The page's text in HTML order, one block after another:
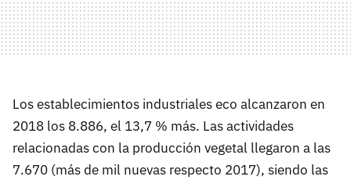
Los establecimientos industriales eco alcanzaron en
2018 los 8.886, el 13,7 % más. Las actividades
relacionadas con la producción vegetal llegaron a las
7.670 (más de mil nuevas respecto 2017), siendo las